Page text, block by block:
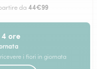
da 44€99
4 ore
i fiori in giornata